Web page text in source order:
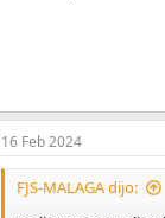
16 Feb 2024
FJS-MALAGA dijo: